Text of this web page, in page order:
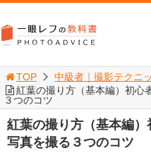
TOP
中級者｜撮影テクニ
紅葉の撮り方（基本編）初心
３つのコツ
紅葉の撮り方（基本編
写真を撮る３つのコツ